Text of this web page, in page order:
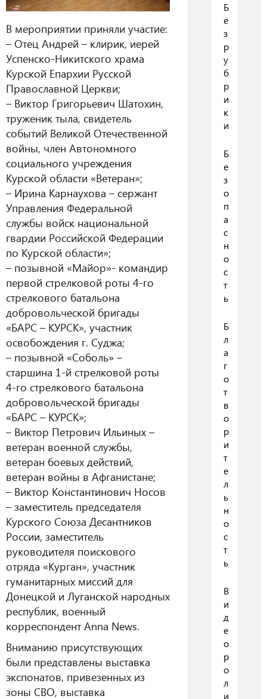
В мероприятии приняли участие:
– Отец Андрей – клирик, иерей
Успенско-Никитского храма
Курской Епархии Русской
Православной Церкви;
– Виктор Григорьевич Шатохин,
труженик тыла, свидетель
событий Великой Отечественной
войны, член Автономного
социального учреждения
Курской области «Ветеран»;
– Ирина Карнаухова – сержант
Управления Федеральной
службы войск национальной
гвардии Российской Федерации
по Курской области»;
– позывной «Майор»- командир
первой стрелковой роты 4-го
стрелкового батальона
добровольческой бригады
«БАРС – КУРСК», участник
освобождения г. Суджа;
– позывной «Соболь» –
старшина 1-й стрелковой роты
4-го стрелкового батальона
добровольческой бригады
«БАРС – КУРСК»;
– Виктор Петрович Ильиных –
ветеран военной службы,
ветеран боевых действий,
ветеран войны в Афганистане;
– Виктор Константинович Носов
– заместитель председателя
Курского Союза Десантников
России, заместитель
руководителя поискового
отряда «Курган», участник
гуманитарных миссий для
Донецкой и Луганской народных
республик, военный
корреспондент Anna News.
Вниманию присутствующих
были представлены выставка
экспонатов, привезенных из
зоны СВО, выставка
Б
е
з
р
у
б
р
и
к
и
Б
е
з
о
п
а
с
н
о
с
т
ь
Б
л
а
г
о
т
в
о
р
и
т
е
л
ь
н
о
с
т
ь
В
и
д
е
о
р
о
л
и